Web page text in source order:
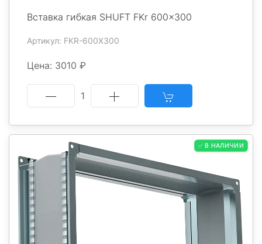
Вставка гибкая SHUFT FKr 600x300
Артикул: FKR-600X300
Цена: 3010 ₽
1
✅ В НАЛИЧИИ